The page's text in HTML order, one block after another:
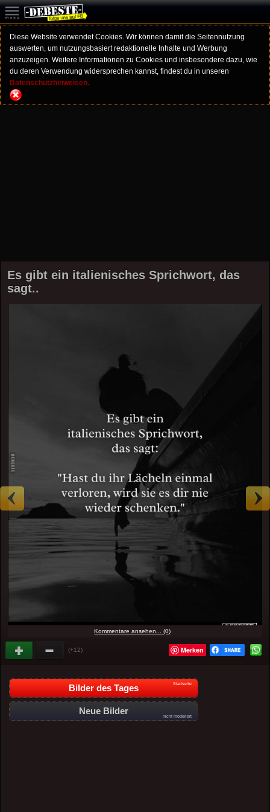
Diese Website verwendet Cookies. Wir können damit die Seitennutzung
auswerten, um nutzungsbasiert redaktionelle Inhalte und Werbung
anzuzeigen. Weitere Informationen zu Cookies und insbesondere dazu, wie
du deren Verwendung widersprechen kannst, findest du in unseren
Datenschutzhinweisen.
Es gibt ein italienisches Sprichwort, das
sagt..
Kommentare ansehen... (0)
(+12) Merken
Bilder des Tages Startseite
Neue Bilder
nicht moderiert